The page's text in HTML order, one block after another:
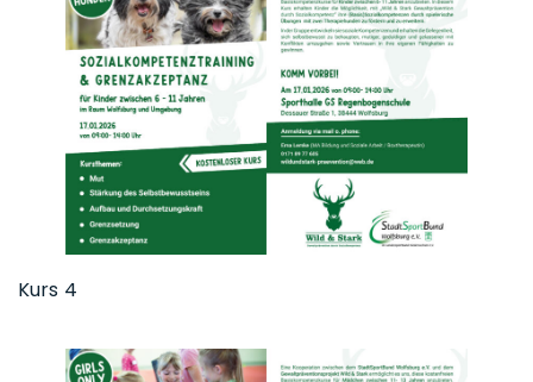
Kurs 4